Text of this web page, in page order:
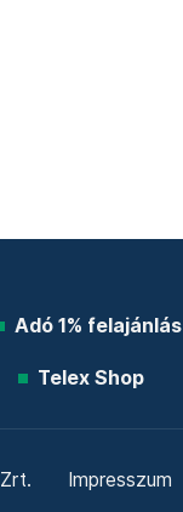
Adó 1% felajánlás
Telex Shop
Impresszum